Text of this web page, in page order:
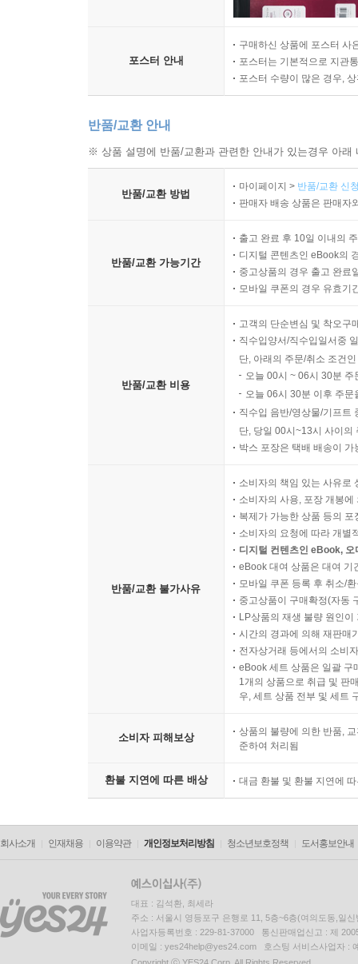
포스터 안내
구매하신 상품에 포스터 사
포스터는 기본적으로 지관
포스터 수량이 많은 경우,
반품/교환 안내
※ 상품 설명에 반품/교환과 관련한 안내가 있는경우 아
반품/교환 방법
마이페이지 > 반품/교환 신
판매자 배송 상품은 판매자
반품/교환 가능기간
출고 완료 후 10일 이내의
디지털 콘텐츠인 eBook의
중고상품의 경우 출고 완료
모바일 쿠폰의 경우 유효기
반품/교환 비용
고객의 단순변심 및 착오구
직수입양서/직수입일서중
단, 아래의 주문/취소 조건
오늘 00시 ~ 06시 30분
오늘 06시 30분 이후 주
직수입 음반/영상물/기프트
단, 당일 00시~13시 사이의
박스 포장은 택배 배송이
반품/교환 불가사유
소비자의 책임 있는 사유로
소비자의 사용, 포장 개봉
복제가 가능한 상품 등의
소비자의 요청에 따라 개별
디지털 컨텐츠인 eBook,
eBook 대여 상품은 대여 기
모바일 쿠폰 등록 후 취소/
중고상품이 구매확정(자동
LP상품의 재생 불량 원인
시간의 경과에 의해 재판매
전자상거래 등에서의 소비
eBook 세트 상품은 일괄 구
1개의 상품으로 취급 및 판
우, 세트 상품 전부 및 세트
소비자 피해보상
상품의 불량에 의한 반품,
준하여 처리됨
환불 지연에 따른 배상 대금 환불 및 환불 지연에
회사소개 인재채용 이용약관 개인정보처리방침 청소년보호정책 도서홍보안내
대표 : 김석환, 최세라
주소 : 서울시 영등포구 은행로 11, 5층~6층(여의도동,일신
사업자등록번호 : 229-81-37000 통신판매업신고 : 제
이메일 : yes24help@yes24.com 호스팅 서비스사업자 :